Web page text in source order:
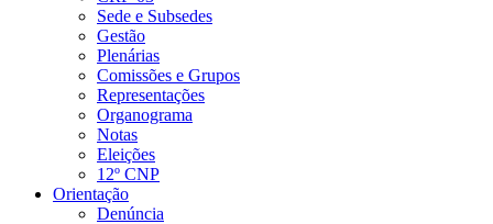
Sede e Subsedes
Gestão
Plenárias
Comissões e Grupos
Representações
Organograma
Notas
Eleições
12º CNP
Orientação
Denúncia